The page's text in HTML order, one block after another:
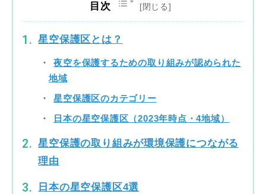
目次
星空保護区とは？
夜空を保護するための取り組みが認められた
地域
星空保護区のカテゴリー
日本の星空保護区（2023年時点・4地域）
星空保護の取り組みが環境保護につながる
理由
日本の星空保護区4選